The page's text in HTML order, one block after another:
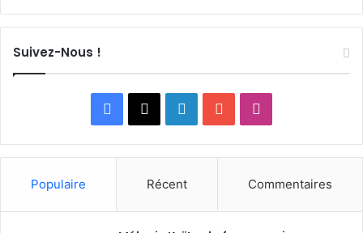
Suivez-Nous !
Facebook
X LinkedinYouTube
Populaire Récent Commentaires